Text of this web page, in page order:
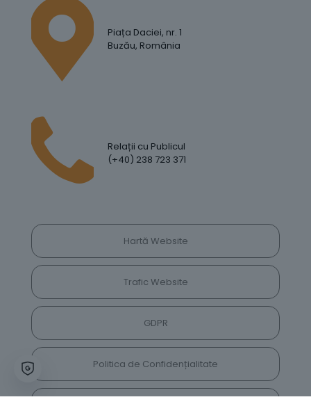
Piața Daciei, nr. 1
Buzău, România
Relații cu Publicul
(+40) 238 723 371
Hartă Website
Trafic Website
GDPR
Politica de Confidențialitate